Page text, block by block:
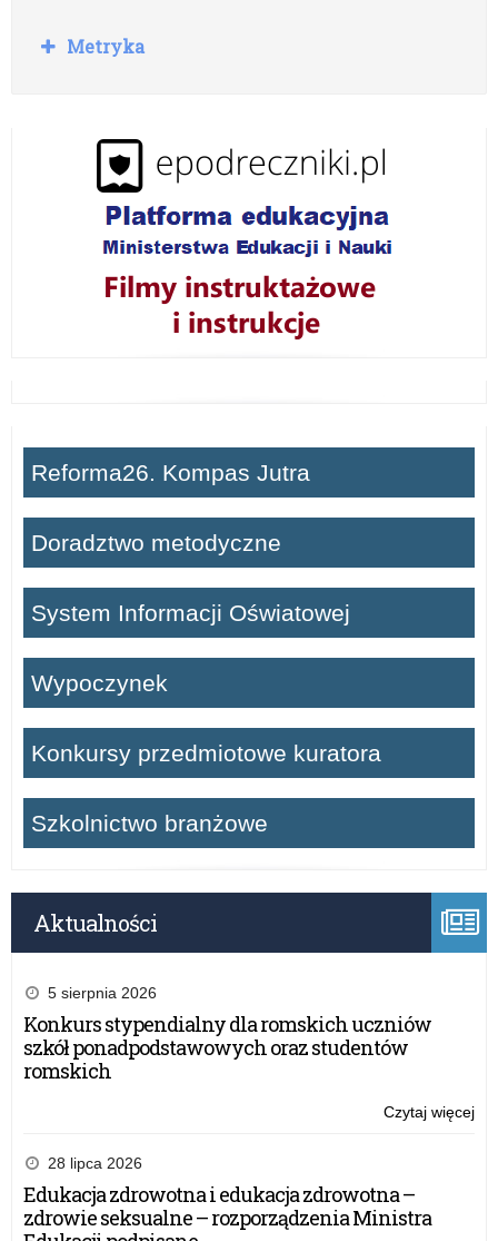
R
o
Metryka
Reforma26. Kompas Jutra
Doradztwo metodyczne
System Informacji Oświatowej
Wypoczynek
Konkursy przedmiotowe kuratora
Szkolnictwo branżowe
Aktualności
5 sierpnia 2026
Konkurs stypendialny dla romskich uczniów
szkół ponadpodstawowych oraz studentów
romskich
Czytaj więcej
28 lipca 2026
Edukacja zdrowotna i edukacja zdrowotna –
zdrowie seksualne – rozporządzenia Ministra